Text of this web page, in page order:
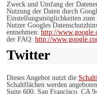
Zweck und Umfang der
Nutzung der Daten durch
Einstellungsmöglichkeiten
Nutzer Googles
entnehmen: http://
der FAQ: http://
Twitter
Dieses Angebot nutzt die
Schaltflächen werden
Suite 600, San Francisco, CA